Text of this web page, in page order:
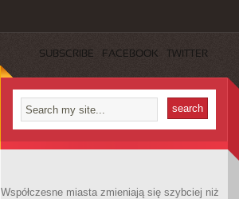
SUBSCRIBE FACEBOOK TWITTER
Współczesne miasta zmieniają się szybciej niż